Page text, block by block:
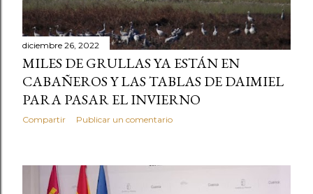
diciembre 26, 2022
MILES DE GRULLAS YA ESTÁN EN
CABAÑEROS Y LAS TABLAS DE DAIMIEL
PARA PASAR EL INVIERNO
Compartir Publicar un comentario